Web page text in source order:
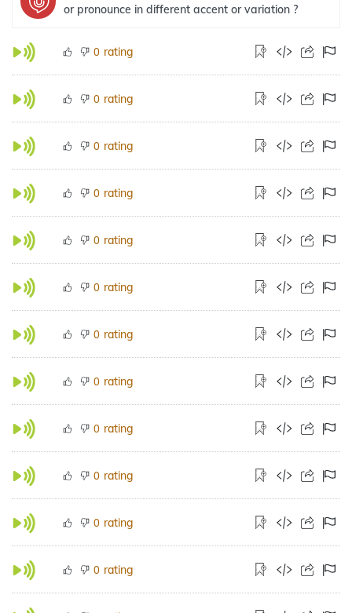
or pronounce in different accent or variation ?
0 rating
0 rating
0 rating
0 rating
0 rating
0 rating
0 rating
0 rating
0 rating
0 rating
0 rating
0 rating